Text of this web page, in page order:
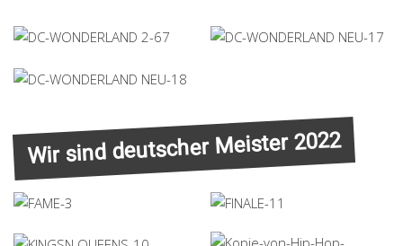
Wir sind deutscher Meister 2022